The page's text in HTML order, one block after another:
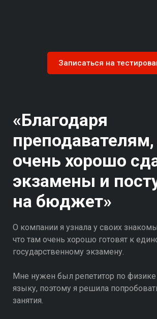
Записаться на
«Благодаря
преподавателям,
очень хорошо
экзамены и
на бюджет»
О компании я узнала у своих
что там очень хорошо готовят к
государственному экзамену.
Мне нужен был репетитор по физике
языку, поэтому я решила
занятия.